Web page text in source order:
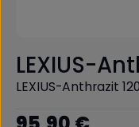
LEXIUS-
LEXIUS-Anthrazit
Regulärer Preis: